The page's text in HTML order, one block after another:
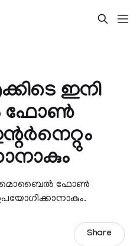
ഇനി
ഫോണ്‍
ഇനി മൊബൈല്‍ ഫോണ്‍
Share